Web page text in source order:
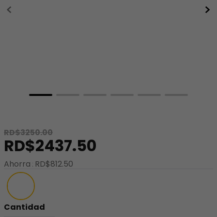
RD$3250.00
RD$2437.50
Ahorra RD$812.50
Cantidad